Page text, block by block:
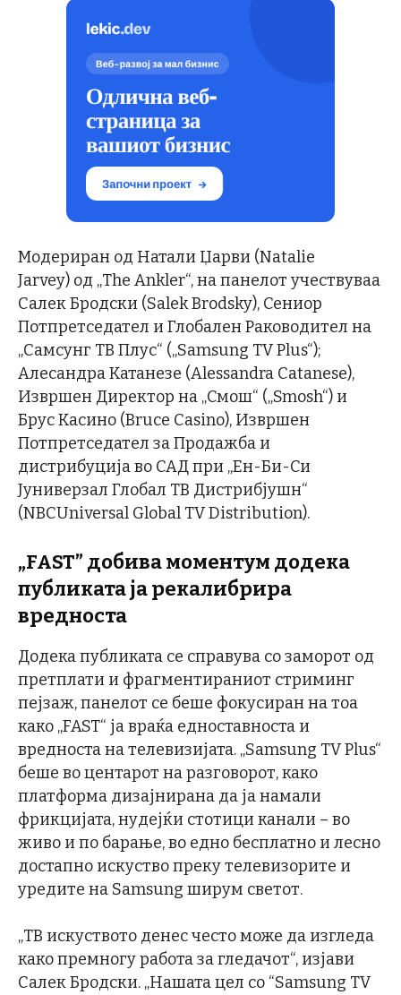
Модериран од Натали Џарви (Natalie
Jarvey) од „The Ankler“, на панелот учествуваа
Салек Бродски (Salek Brodsky), Сениор
Потпретседател и Глобален Раководител на
„Самсунг ТВ Плус“ („Samsung TV Plus“);
Алесандра Катанезе (Alessandra Catanese),
Извршен Директор на „Смош“ („Smosh“) и
Брус Касино (Bruce Casino), Извршен
Потпретседател за Продажба и
дистрибуција во САД при „Ен-Би-Си
Јуниверзал Глобал ТВ Дистрибјушн“
(NBCUniversal Global TV Distribution).
„FAST” добива моментум додека
публиката ја рекалибрира
вредноста
Додека публиката се справува со заморот од
претплати и фрагментираниот стриминг
пејзаж, панелот се беше фокусиран на тоа
како „FAST“ ја враќа едноставноста и
вредноста на телевизијата. „Samsung TV Plus“
беше во центарот на разговорот, како
платформа дизајнирана да ја намали
фрикцијата, нудејќи стотици канали – во
живо и по барање, во едно бесплатно и лесно
достапно искуство преку телевизорите и
уредите на Samsung ширум светот.
„ТВ искуството денес често може да изгледа
како премногу работа за гледачот“, изјави
Салек Бродски. „Нашата цел со “Samsung TV